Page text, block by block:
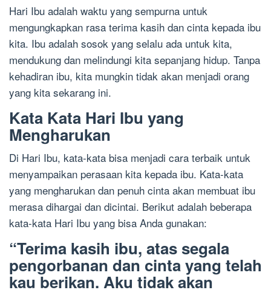
Hari Ibu adalah waktu yang sempurna untuk
mengungkapkan rasa terima kasih dan cinta kepada ibu
kita. Ibu adalah sosok yang selalu ada untuk kita,
mendukung dan melindungi kita sepanjang hidup. Tanpa
kehadiran ibu, kita mungkin tidak akan menjadi orang
yang kita sekarang ini.
Kata Kata Hari Ibu yang
Mengharukan
Di Hari Ibu, kata-kata bisa menjadi cara terbaik untuk
menyampaikan perasaan kita kepada ibu. Kata-kata
yang mengharukan dan penuh cinta akan membuat ibu
merasa dihargai dan dicintai. Berikut adalah beberapa
kata-kata Hari Ibu yang bisa Anda gunakan:
“Terima kasih ibu, atas segala
pengorbanan dan cinta yang telah
kau berikan. Aku tidak akan